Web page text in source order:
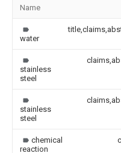
Name
water
stainless
steel
stainless
steel
chemical
reaction